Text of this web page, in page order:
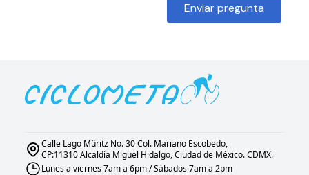
Enviar pregunta
Calle Lago Müritz No. 30 Col. Mariano Escobedo,
CP:11310 Alcaldía Miguel Hidalgo, Ciudad de México. CDMX.
Lunes a viernes 7am a 6pm / Sábados 7am a 2pm